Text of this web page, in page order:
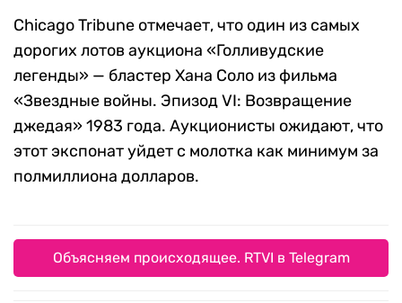
Chicago Tribune отмечает, что один из самых
дорогих лотов аукциона «Голливудские
легенды» — бластер Хана Соло из фильма
«Звездные войны. Эпизод VI: Возвращение
джедая» 1983 года. Аукционисты ожидают, что
этот экспонат уйдет с молотка как минимум за
полмиллиона долларов.
Объясняем происходящее. RTVI в Telegram